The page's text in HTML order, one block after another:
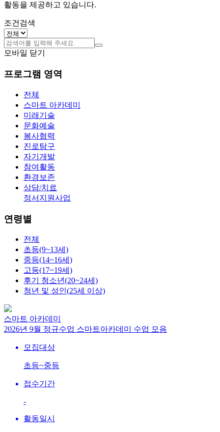
활동을 제공하고 있습니다.
조건검색
모바일 닫기
프로그램 영역
전체
스마트 아카데미
미래기술
문화예술
봉사협력
진로탐구
자기개발
참여활동
환경보존
상담/치료
정서지원사업
연령별
전체
초등(9~13세)
중등(14~16세)
고등(17~19세)
후기 청소년(20~24세)
청년 및 성인(25세 이상)
스마트 아카데미
2026년 9월 정규수업 스마트아카데미 수업 모음
모집대상
초등~중등
접수기간
-
활동일시